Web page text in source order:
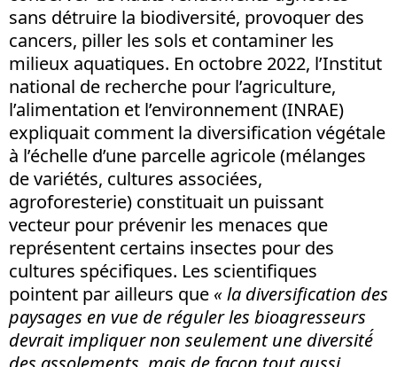
sans détruire la biodiversité, provoquer des
cancers, piller les sols et contaminer les
milieux aquatiques. En octobre 2022, l’Institut
national de recherche pour l’agriculture,
l’alimentation et l’environnement (INRAE)
expliquait comment la diversification végétale
à l’échelle d’une parcelle agricole (mélanges
de variétés, cultures associées,
agroforesterie) constituait un puissant
vecteur pour prévenir les menaces que
représentent certains insectes pour des
cultures spécifiques. Les scientifiques
pointent par ailleurs que « la diversification des
paysages en vue de réguler les bioagresseurs
devrait impliquer non seulement une diversité́